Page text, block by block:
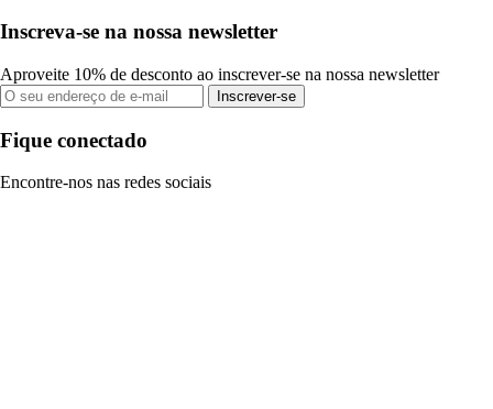
Inscreva-se na nossa newsletter
Aproveite 10% de desconto ao inscrever-se na nossa newsletter
Inscrever-se
Fique conectado
Encontre-nos nas redes sociais